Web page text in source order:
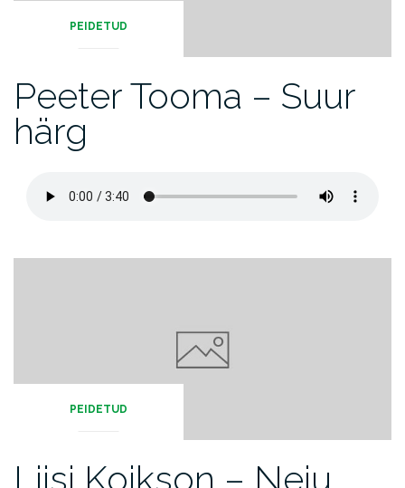
PEIDETUD
Peeter Tooma – Suur
härg
PEIDETUD
Liisi Koikson – Neiu